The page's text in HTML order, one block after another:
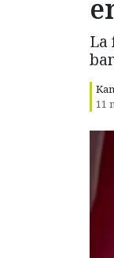
La
11